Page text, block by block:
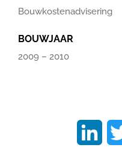
Bouwkostenadvisering
BOUWJAAR
2009 – 2010